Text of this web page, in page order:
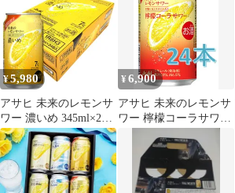
¥5,980
アサヒ 未来のレモンサ
ワー 濃いめ 345ml×24
缶 7％ スピリッツ
^ZHAHMK3K^
¥6,900
アサヒ 未来のレモンサ
ワー 檸檬コーラサワー